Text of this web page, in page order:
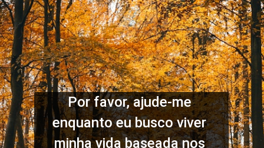
Por favor, ajude-me
enquanto eu busco viver
minha vida baseada nos